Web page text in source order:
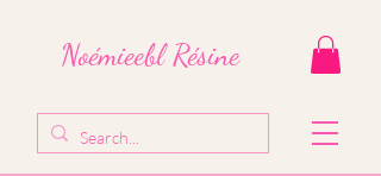
Noémieebl Résine